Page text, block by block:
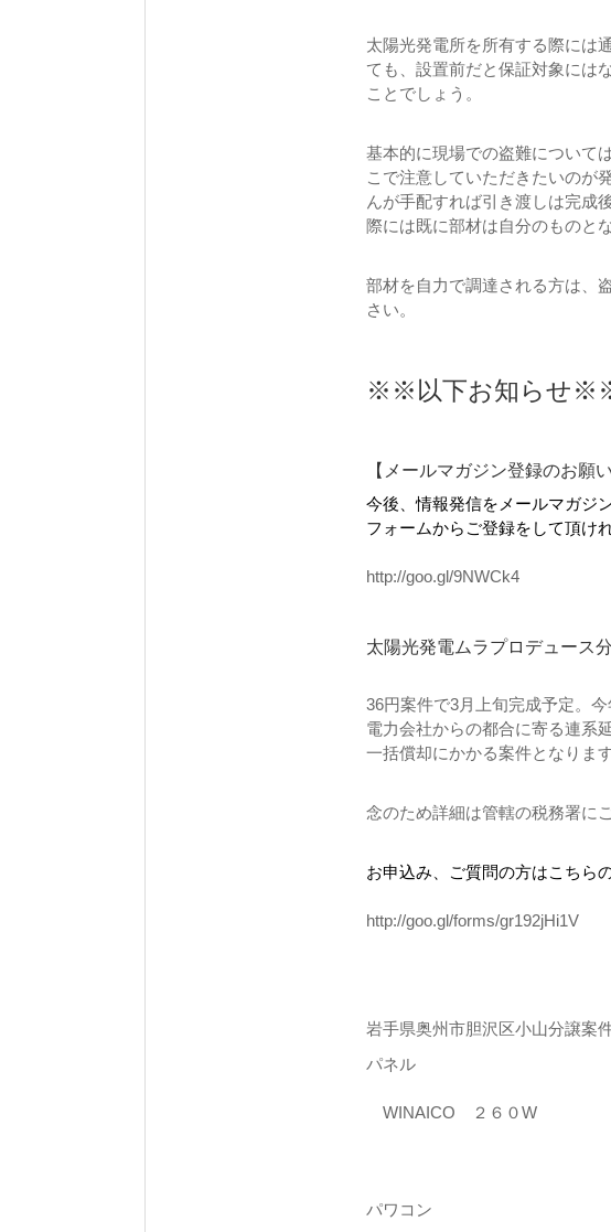
太陽光発電所を所有する際には
ても、設置前だと保証対象には
ことでしょう。
基本的に現場での盗難について
こで注意していただきたいのが
んが手配すれば引き渡しは完成
際には既に部材は自分のものと
部材を自力で調達される方は、
さい。
※※以下お知らせ
【メールマガジン登録のお願い
今後、情報発信をメールマガジ
フォームからご登録をして頂け
http://goo.gl/9NWCk4
太陽光発電ムラプロデュース
36円案件で3月上旬完成予定。
電力会社からの都合に寄る連系
一括償却にかかる案件となります
念のため詳細は管轄の税務署に
お申込み、ご質問の方はこちら
http://goo.gl/forms/gr192jHi1V
岩手県奥州市胆沢区小山分譲案
パネル
WINAICO ２６０W
パワコン